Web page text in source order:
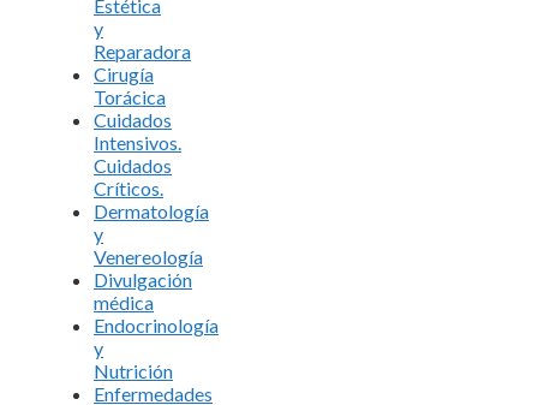
Estética
y
Reparadora
Cirugía
Torácica
Cuidados
Intensivos.
Cuidados
Críticos.
Dermatología
y
Venereología
Divulgación
médica
Endocrinología
y
Nutrición
Enfermedades